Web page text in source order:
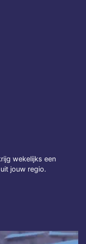
wekelijks een
jouw regio.